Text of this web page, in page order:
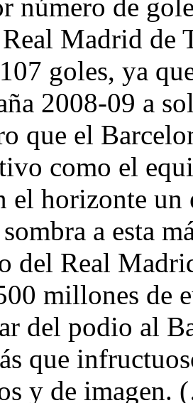
número de
Madrid de
goles, ya
2008-09 a
que el
como el
el horizonte un
a esta
del Real
millones de
del podio al
que
y de imagen.